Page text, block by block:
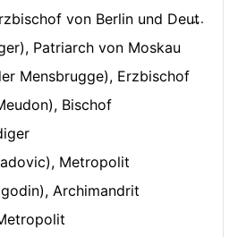
von Berlin und Deutschland
Patriarch von Moskau
Mensbrugge), Erzbischof
Bischof
Metropolit
Archimandrit